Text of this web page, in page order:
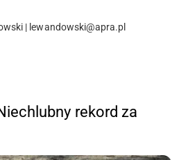
| lewandowski@apra.pl
rekord za